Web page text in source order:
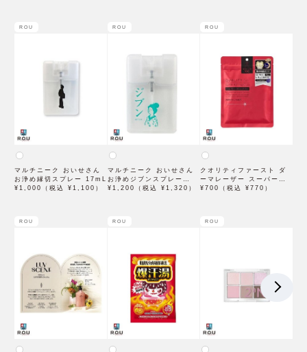
ROU
マルチニーク おいせさん
お浄め縁切スプレー 17mL
¥1,000（税込 ¥1,100）
ROU
マルチニーク おいせさん
お浄めジブンスプレー
17mL
¥1,200（税込 ¥1,320）
ROU
クオリティファースト ダ
ーマレーザー スーパーレ
チノール100マスク 7枚入
¥700（税込 ¥770）
ROU ROU ROU